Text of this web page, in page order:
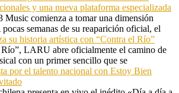
y una nueva plataforma especializada
Music comienza a tomar una dimensión
semanas de su reaparición oficial, el
su historia artística con “Contra el Río”
LARU abre oficialmente el camino de
con un primer sencillo que se
por el talento nacional con Estoy Bien